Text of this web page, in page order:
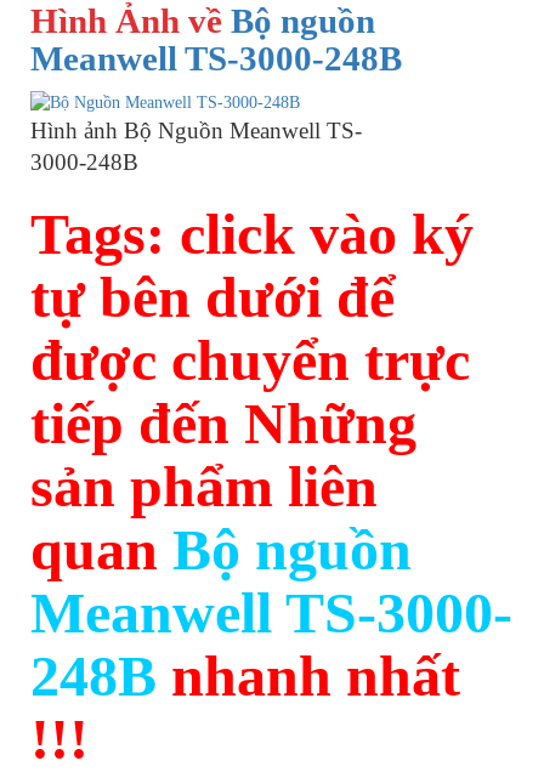
Hình Ảnh về Bộ nguồn
Meanwell TS-3000-248B
Hình ảnh Bộ Nguồn Meanwell TS-
3000-248B
Tags: click vào ký
tự bên dưới để
được chuyển trực
tiếp đến Những
sản phẩm liên
quan Bộ nguồn
Meanwell TS-3000-
248B nhanh nhất
!!!